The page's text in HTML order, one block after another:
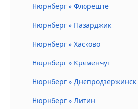
Нюрнберг » Флореште
Нюрнберг » Пазарджик
Нюрнберг » Хасково
Нюрнберг » Кременчуг
Нюрнберг » Днепродзержинск
Нюрнберг » Литин